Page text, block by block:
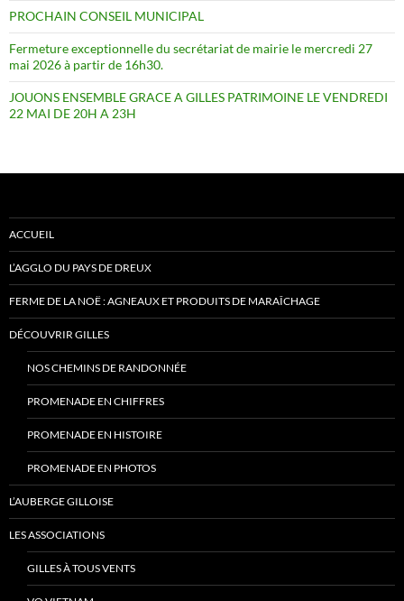
PROCHAIN CONSEIL MUNICIPAL
Fermeture exceptionnelle du secrétariat de mairie le mercredi 27
mai 2026 à partir de 16h30.
JOUONS ENSEMBLE GRACE A GILLES PATRIMOINE LE VENDREDI
22 MAI DE 20H A 23H
ACCUEIL
L’AGGLO DU PAYS DE DREUX
FERME DE LA NOË : AGNEAUX ET PRODUITS DE MARAÎCHAGE
DÉCOUVRIR GILLES
NOS CHEMINS DE RANDONNÉE
PROMENADE EN CHIFFRES
PROMENADE EN HISTOIRE
PROMENADE EN PHOTOS
L’AUBERGE GILLOISE
LES ASSOCIATIONS
GILLES À TOUS VENTS